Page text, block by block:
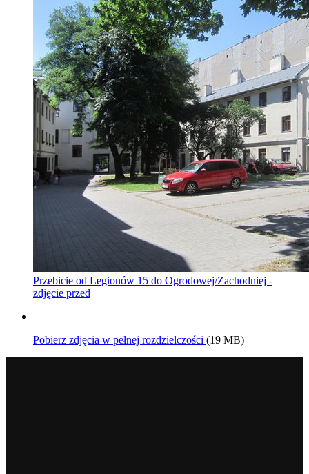
Przebicie od Legionów 15 do Ogrodowej/Zachodniej -
zdjęcie przed
Pobierz zdjęcia w pełnej rozdzielczości (19 MB)